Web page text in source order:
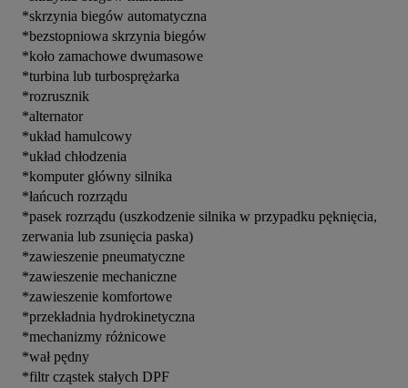
*skrzynia biegów automatyczna
*bezstopniowa skrzynia biegów
*koło zamachowe dwumasowe
*turbina lub turbosprężarka
*rozrusznik
*alternator
*układ hamulcowy
*układ chłodzenia
*komputer główny silnika
*łańcuch rozrządu
*pasek rozrządu (uszkodzenie silnika w przypadku pęknięcia,
zerwania lub zsunięcia paska)
*zawieszenie pneumatyczne
*zawieszenie mechaniczne
*zawieszenie komfortowe
*przekładnia hydrokinetyczna
*mechanizmy różnicowe
*wał pędny
*filtr cząstek stałych DPF